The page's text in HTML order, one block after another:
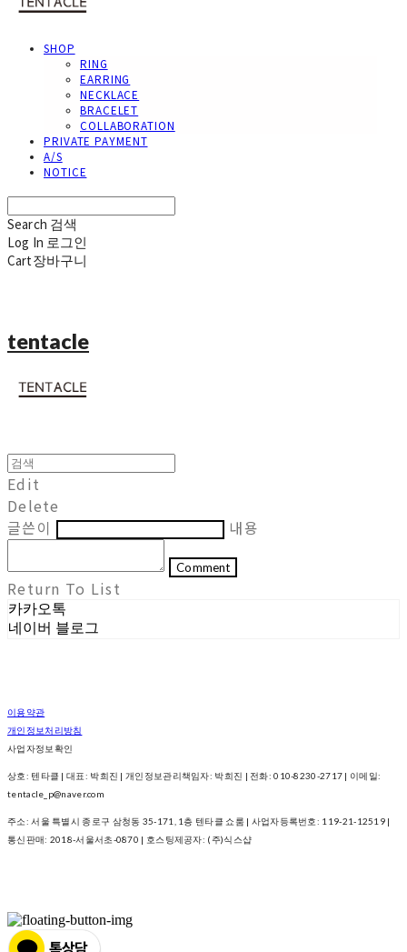
SHOP
RING
EARRING
NECKLACE
BRACELET
COLLABORATION
PRIVATE PAYMENT
A/S
NOTICE
Search 검색
Log In 로그인
Cart장바구니
tentacle
Edit
Delete
글쓴이
내용
Comment
Return To List
카카오톡
네이버 블로그
이용약관
개인정보처리방침
사업자정보확인
상호: 텐타클 | 대표: 박희진 | 개인정보관리책임자: 박희진 | 전화: 010-8230-2717 | 이메일:
tentacle_p@naver.com
주소: 서울 특별시 종로구 삼청동 35-171, 1층 텐타클 쇼룸 | 사업자등록번호: 119-21-12519 |
통신판매: 2018-서울서초-0870 | 호스팅제공자: (주)식스샵